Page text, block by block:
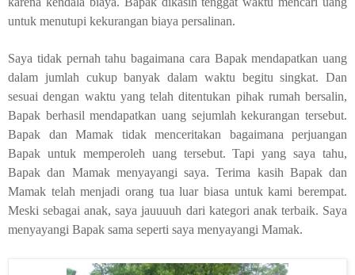
untuk menutupi kekurangan biaya persalinan.
Saya tidak pernah tahu bagaimana cara Bapak mendapatkan uang
dalam jumlah cukup banyak dalam waktu begitu singkat. Dan
sesuai dengan waktu yang telah ditentukan pihak rumah bersalin,
Bapak berhasil mendapatkan uang sejumlah kekurangan tersebut.
Bapak dan Mamak tidak menceritakan bagaimana perjuangan
Bapak untuk memperoleh uang tersebut. Tapi yang saya tahu,
Bapak dan Mamak menyayangi saya. Terima kasih Bapak dan
Mamak telah menjadi orang tua luar biasa untuk kami berempat.
Meski sebagai anak, saya jauuuuh dari kategori anak terbaik. Saya
menyayangi Bapak sama seperti saya menyayangi Mamak.